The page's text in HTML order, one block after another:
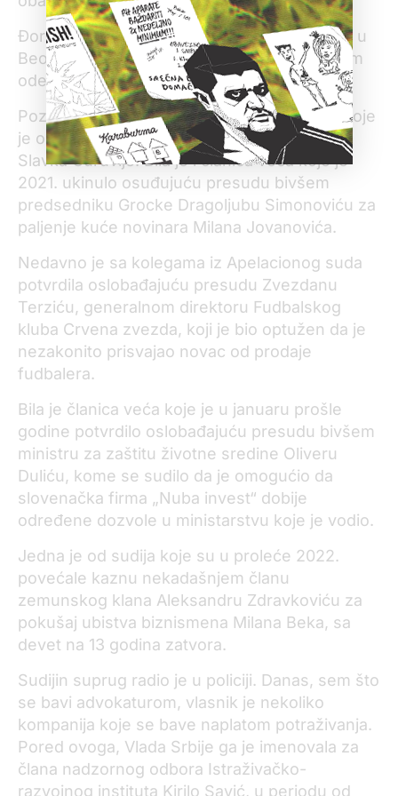
Đorđević je postala sudija Apelacionog suda u
Beogradu 2020. godine. Tu sudi u Posebnom
odeljenju za organizovani kriminal.
Poznata je po tome što je bila članica veća koje
je oslobodilo optužene za ubistvo novinara
Slavka Ćuruvije. Bila je i članica veća koje je
2021. ukinulo osuđujuću presudu bivšem
predsedniku Grocke Dragoljubu Simonoviću za
paljenje kuće novinara Milana Jovanovića.
Nedavno je sa kolegama iz Apelacionog suda
potvrdila oslobađajuću presudu Zvezdanu
Terziću, generalnom direktoru Fudbalskog
kluba Crvena zvezda, koji je bio optužen da je
nezakonito prisvajao novac od prodaje
fudbalera.
Bila je članica veća koje je u januaru prošle
godine potvrdilo oslobađajuću presudu bivšem
ministru za zaštitu životne sredine Oliveru
Duliću, kome se sudilo da je omogućio da
slovenačka firma „Nuba invest“ dobije
određene dozvole u ministarstvu koje je vodio.
Jedna je od sudija koje su u proleće 2022.
povećale kaznu nekadašnjem članu
zemunskog klana Aleksandru Zdravkoviću za
pokušaj ubistva biznismena Milana Beka, sa
devet na 13 godina zatvora.
Sudijin suprug radio je u policiji. Danas, sem što
se bavi advokaturom, vlasnik je nekoliko
kompanija koje se bave naplatom potraživanja.
Pored ovoga, Vlada Srbije ga je imenovala za
člana nadzornog odbora Istraživačko-
razvojnog instituta Kirilo Savić, u periodu od